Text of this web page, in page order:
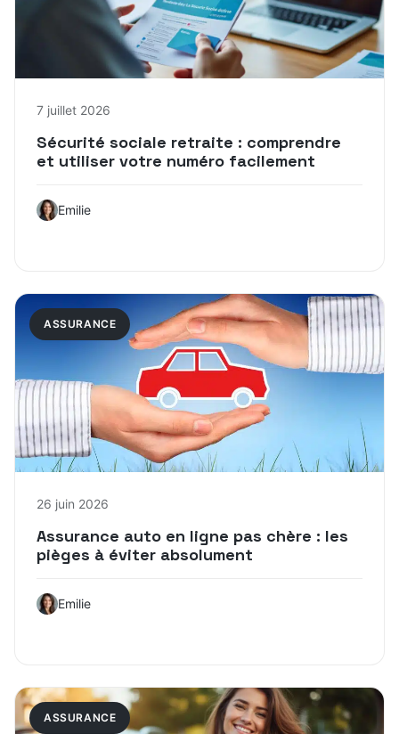
7 juillet 2026
Sécurité sociale retraite : comprendre
et utiliser votre numéro facilement
Emilie
ASSURANCE
26 juin 2026
Assurance auto en ligne pas chère : les
pièges à éviter absolument
Emilie
ASSURANCE